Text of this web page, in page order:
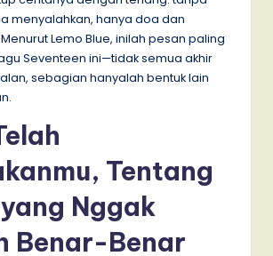
menyalahkan, hanya doa dan
Lemo Blue, inilah pesan paling
Seventeen ini—tidak semua akhir
sebagian hanyalah bentuk lain
Tentang
Nggak
Benar-Benar